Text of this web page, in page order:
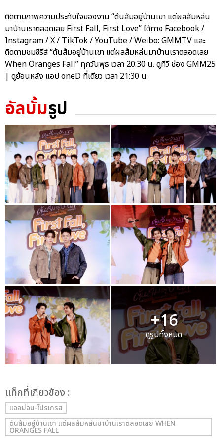
ติดตามภาพความประทับใจของงาน “ต้นส้มอยู่บ้านเขา แต่ผลส้มหล่น
มาบ้านเราตลอดเลย First Fall, First Love” ได้ทาง Facebook /
Instagram / X / TikTok / YouTube / Weibo: GMMTV และ
ติดตามชมซีรีส์ “ต้นส้มอยู่บ้านเขา แต่ผลส้มหล่นมาบ้านเราตลอดเลย
When Oranges Fall” ทุกวันพุธ เวลา 20:30 น. ดูทีวี ช่อง GMM25
| ดูย้อนหลัง แอป oneD ที่เดียว เวลา 21:30 น.
อัลบั้มรูป
+16
ดูรูปทั้งหมด
เเท็กที่เกี่ยวข้อง :
แอลม่อน-โปรเกรส
ต้นส้มอยู่บ้านเขา แต่ผลส้มหล่นมาบ้านเราตลอดเลย WHEN
ORANGES FALL